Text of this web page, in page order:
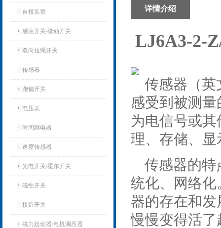
自投装置
感应开关/微动开关
双向拉绳开关
传感器
跑偏开关
电压表
时间继电器
速度传感器
光电开关/霍尔开关
磁性开关
接近开关
磁力起动器/电机调压器
详情介绍
LJ6A3-2-
传感器（英
感受到被测
为电信号或
理、存储、
传感器的特
统化、网络
器的存在和
慢慢变得活